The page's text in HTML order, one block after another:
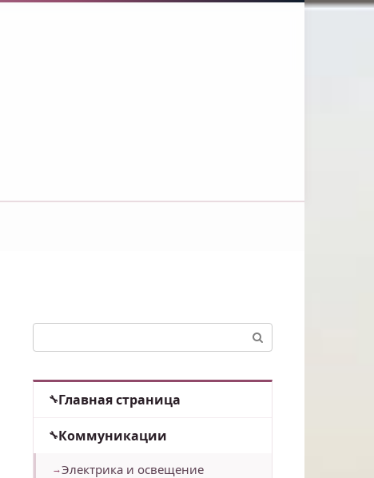
Главная страница
Коммуникации
Электрика и освещение